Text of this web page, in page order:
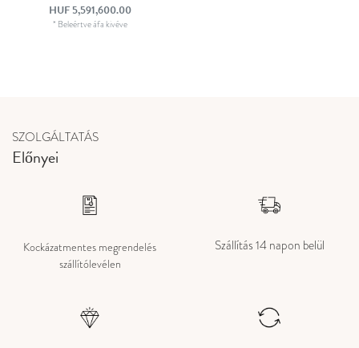
HUF 5,591,600.00
* Beleértve áfa kivéve
SZOLGÁLTATÁS
Előnyei
Kockázatmentes megrendelés
szállítólevélen
Szállítás 14 napon belül